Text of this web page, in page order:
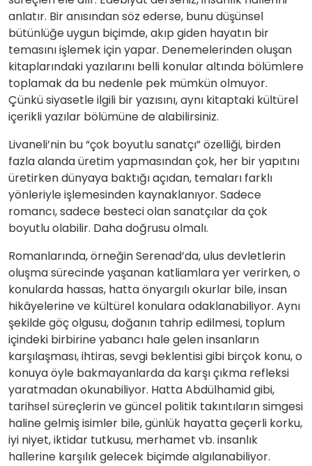
anlatır. Bir anısından söz ederse, bunu düşünsel
bütünlüğe uygun biçimde, akıp giden hayatın bir
temasını işlemek için yapar. Denemelerinden oluşan
kitaplarındaki yazılarını belli konular altında bölümlere
toplamak da bu nedenle pek mümkün olmuyor.
Çünkü siyasetle ilgili bir yazısını, aynı kitaptaki kültürel
içerikli yazılar bölümüne de alabilirsiniz.
Livaneli’nin bu “çok boyutlu sanatçı” özelliği, birden
fazla alanda üretim yapmasından çok, her bir yapıtını
üretirken dünyaya baktığı açıdan, temaları farklı
yönleriyle işlemesinden kaynaklanıyor. Sadece
romancı, sadece besteci olan sanatçılar da çok
boyutlu olabilir. Daha doğrusu olmalı.
Romanlarında, örneğin Serenad’da, ulus devletlerin
oluşma sürecinde yaşanan katliamlara yer verirken, o
konularda hassas, hatta önyargılı okurlar bile, insan
hikâyelerine ve kültürel konulara odaklanabiliyor. Aynı
şekilde göç olgusu, doğanın tahrip edilmesi, toplum
içindeki birbirine yabancı hale gelen insanların
karşılaşması, ihtiras, sevgi beklentisi gibi birçok konu, o
konuya öyle bakmayanlarda da karşı çıkma refleksi
yaratmadan okunabiliyor. Hatta Abdülhamid gibi,
tarihsel süreçlerin ve güncel politik takıntıların simgesi
haline gelmiş isimler bile, günlük hayatta geçerli korku,
iyi niyet, iktidar tutkusu, merhamet vb. insanlık
hallerine karşılık gelecek biçimde algılanabiliyor.